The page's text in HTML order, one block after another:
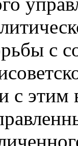
с
с этим